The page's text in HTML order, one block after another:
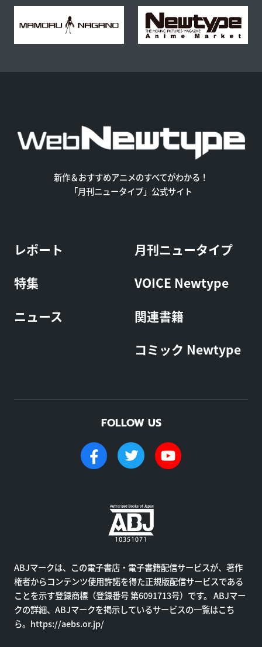
新作＆おすすめアニメのすべてがわかる！
「月刊ニュータイプ」公式サイト
レポート
特集
ニュース
月刊ニュータイプ
VOICE Newtype
関連書籍
コミック Newtype
FOLLOW US
ABJマークは、この電子書店・電子書籍配信サービスが、著作
権者からコンテンツ使用許諾を得た正規版配信サービスである
ことを示す登録商標（登録番号 第6091713号）です。 ABJマー
クの詳細、ABJマークを掲示しているサービスの一覧はこち
ら。 https://aebs.or.jp/